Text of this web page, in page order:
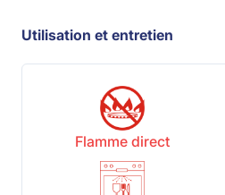
Utilisation et entretien
Flamme direct